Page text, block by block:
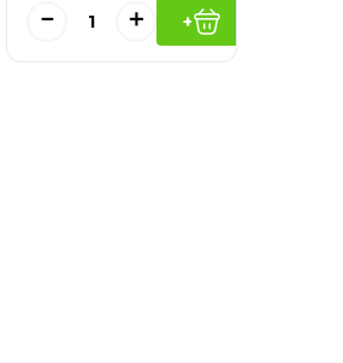
＋
－ +